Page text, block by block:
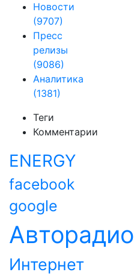
Новости
(9707)
Пресс
релизы
(9086)
Аналитика
(1381)
Теги
Комментарии
ENERGY
facebook
google
Авторадио
Интернет